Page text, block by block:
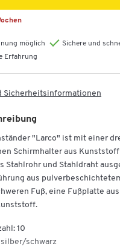
möglich
Sichere und
Erfahrung
Sicherheitsinformationen
"Larco" ist mit einer
Schirmhalter aus
Stahlrohr und Stahldraht
aus
Fuß, eine Fußplatte
10
schwarz